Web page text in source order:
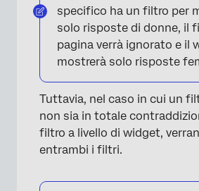
specifico ha un filtro per
solo risposte di donne, il
pagina verrà ignorato e il
mostrerà solo risposte
Tuttavia, nel caso in cui un
non sia in totale
filtro a livello di widget,
entrambi i filtri.